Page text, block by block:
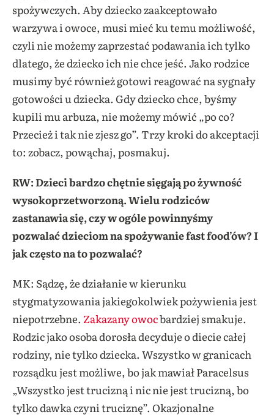
spożywczych. Aby dziecko zaakceptowało
warzywa i owoce, musi mieć ku temu możliwość,
czyli nie możemy zaprzestać podawania ich tylko
dlatego, że dziecko ich nie chce jeść. Jako rodzice
musimy być również gotowi reagować na sygnały
gotowości u dziecka. Gdy dziecko chce, byśmy
kupili mu arbuza, nie możemy mówić „po co?
Przecież i tak nie zjesz go”. Trzy kroki do akceptacji
to: zobacz, powąchaj, posmakuj.
RW: Dzieci bardzo chętnie sięgają po żywność
wysokoprzetworzoną. Wielu rodziców
zastanawia się, czy w ogóle powinnyśmy
pozwalać dzieciom na spożywanie fast food’ów? I
jak często na to pozwalać?
MK: Sądzę, że działanie w kierunku
stygmatyzowania jakiegokolwiek pożywienia jest
niepotrzebne. Zakazany owocbardziej smakuje.
Rodzic jako osoba dorosła decyduje o diecie całej
rodziny, nie tylko dziecka. Wszystko w granicach
rozsądku jest możliwe, bo jak mawiał Paracelsus
„Wszystko jest trucizną i nic nie jest trucizną, bo
tylko dawka czyni truciznę”. Okazjonalne